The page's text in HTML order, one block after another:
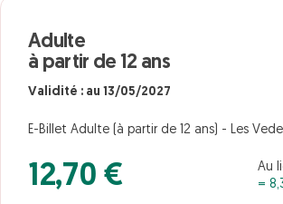
Adulte
à partir de 12 ans
Validité : au 13/05/2027
E-Billet Adulte (à partir de 12 ans) - Les
12,70 €
Au
=